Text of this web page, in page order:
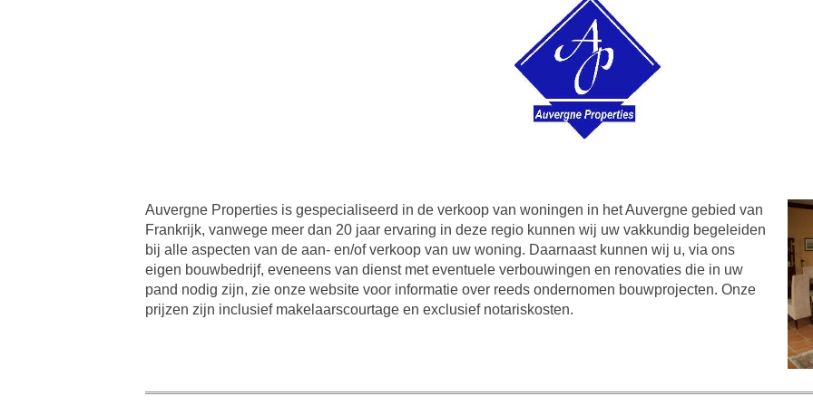
Auvergne Properties is gespecialiseerd in de verkoop van woningen in het Auvergne gebied van
Frankrijk, vanwege meer dan 20 jaar ervaring in deze regio kunnen wij uw vakkundig begeleiden
bij alle aspecten van de aan- en/of verkoop van uw woning. Daarnaast kunnen wij u, via ons
eigen bouwbedrijf, eveneens van dienst met eventuele verbouwingen en renovaties die in uw
pand nodig zijn, zie onze website voor informatie over reeds ondernomen bouwprojecten. Onze
prijzen zijn inclusief makelaarscourtage en exclusief notariskosten.